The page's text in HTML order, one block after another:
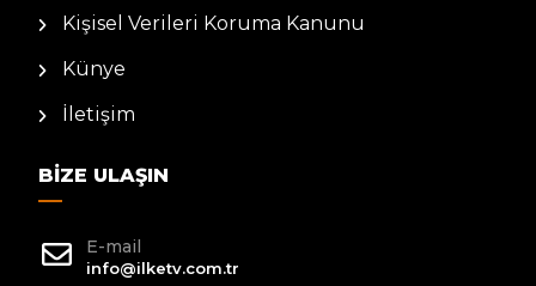
Kişisel Verileri Koruma Kanunu
Künye
İletişim
BIZE ULAŞIN
E-mail
info@ilketv.com.tr